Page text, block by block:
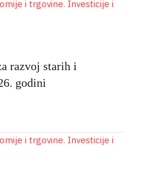
razvoj starih i
godini